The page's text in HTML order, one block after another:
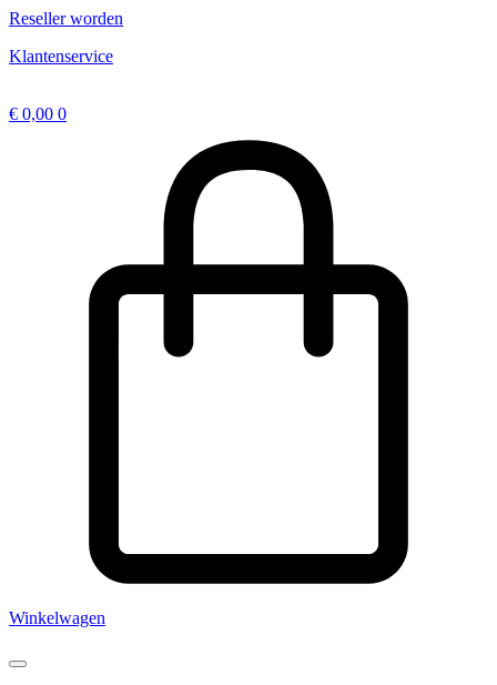
Ga
de
Reseller worden
Klantenservice
€ 0,00 0
Winkelwagen